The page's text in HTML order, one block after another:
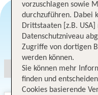
vorzuschlagen sowie
durchzuführen. Dabei
Drittstaaten [z.B.
Datenschutzniveau
Zugriffe von dortigen
werden können.
Sie können mehr
finden und
Cookies basierende